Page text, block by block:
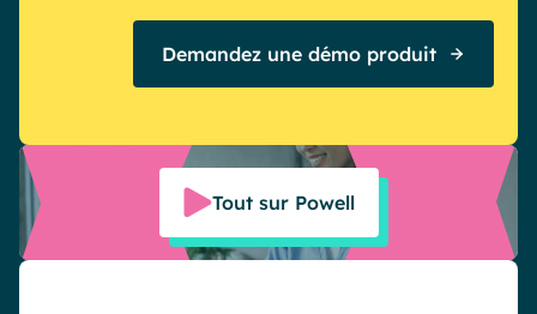
Demandez une démo produit
Tout sur Powell